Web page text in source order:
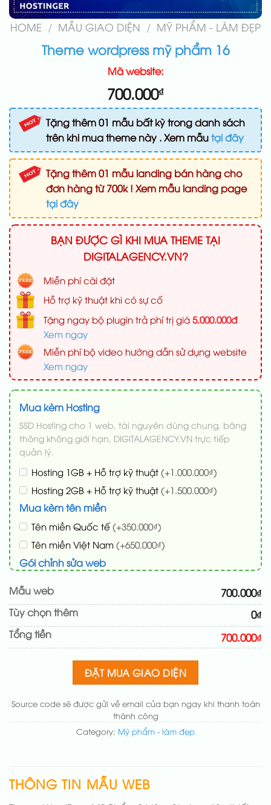
HOME / MẪU GIAO DIỆN / MỸ PHẨM - LÀM ĐẸP
Theme wordpress mỹ phẩm 16
Mã website:
700.000₫
Tặng thêm 01 mẫu bất kỳ trong danh sách
trên khi mua theme này . Xem mẫutại đây
Tặng thêm 01 mẫu landing bán hàng cho
đơn hàng từ 700k ! Xem mẫu landing page
tại đây
BẠN ĐƯỢC GÌ KHI MUA THEME TẠI
DIGITALAGENCY.VN?
Miễn phí cài đặt
Hỗ trợ kỹ thuật khi có sự cố
Tặng ngay bộ plugin trả phí trị giá 5.000.000đ
Xem ngay
Miễn phí bộ video hướng dẫn sử dụng website
Xem ngay
Mua kèm Hosting
SSD Hosting cho 1 web, tài nguyên dùng chung, băng
thông không giới hạn, DIGITALAGENCY.VN trực tiếp
quản lý.
Hosting 1GB + Hỗ trợ kỹ thuật (+1.000.000₫)
Hosting 2GB + Hỗ trợ kỹ thuật (+1.500.000₫)
Mua kèm tên miền
Tên miền Quốc tế (+350.000₫)
Tên miền Việt Nam (+650.000₫)
Gói chỉnh sửa web
Thay logo + thông tin doanh nghiệp
(+50.000₫)
Đổi màu chủ đạo theo tông của logo
Sửa danh mục và sắp xếp lại đề mục menu cho
chuẩn(+200.000₫)
Thay đổi bố cục trang chủ (đơn giản)
Thêm các nút liên hệ nhanh(+50.000₫)
Mẫu web 700.000₫
Tùy chọn thêm 0₫
Tổng tiền 700.000₫
ĐẶT MUA GIAO DIỆN
Source code sẽ được gửi về email của bạn ngay khi thanh toán
thành công
Category: Mỹ phẩm - làm đẹp
THÔNG TIN MẪU WEB